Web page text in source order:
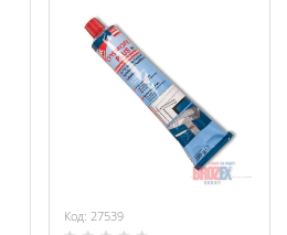
Код: 27539